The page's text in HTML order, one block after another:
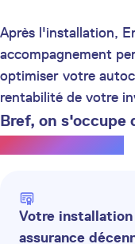
Après l'installation,
accompagnement
optimiser votre
rentabilité de votre
Bref, on s'occupe
profiter du soleil.
Votre
assurance